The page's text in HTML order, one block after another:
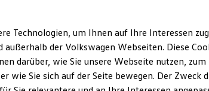
Technologien, um Ihnen auf Ihre Interessen
außerhalb der Volkswagen Webseiten. Diese
darüber, wie Sie unsere Webseite nutzen, zum
wie Sie sich auf der Seite bewegen. Der Zweck